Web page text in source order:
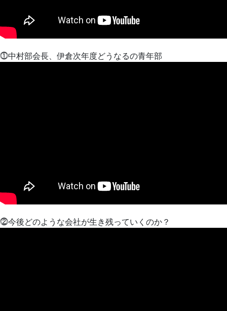
⓵中村部会長、伊倉次年度どうなるの青年部
⓶今後どのような会社が生き残っていくのか？